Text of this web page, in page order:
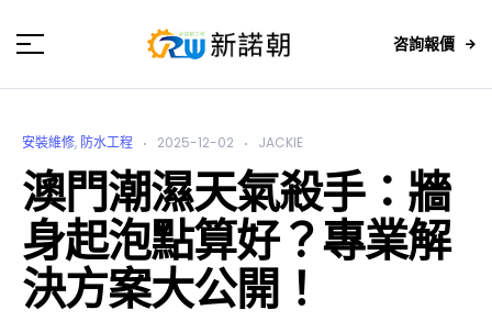
咨詢報價
安裝維修, 防水工程 2025-12-02 JACKIE
澳門潮濕天氣殺手：牆
身起泡點算好？專業解
決方案大公開！